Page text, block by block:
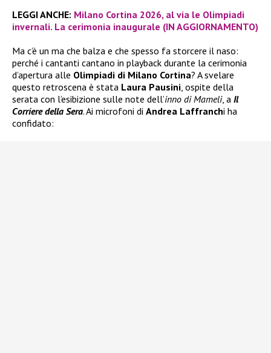
LEGGI ANCHE: Milano Cortina 2026, al via le Olimpiadi
invernali. La cerimonia inaugurale (IN AGGIORNAMENTO)
Ma c’è un ma che balza e che spesso fa storcere il naso:
perché i cantanti cantano in playback durante la cerimonia
d’apertura alle Olimpiadi di Milano Cortina? A svelare
questo retroscena è stata Laura Pausini , ospite della
serata con l’esibizione sulle note dell’inno di Mameli, a Il
Corriere della Sera. Ai microfoni di Andrea Laffranchi ha
confidato: